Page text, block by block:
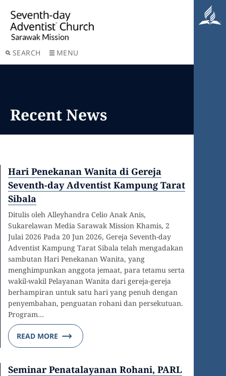
SEARCH MENU
Recent News
Hari Penekanan Wanita di Gereja
Seventh-day Adventist Kampung Tarat
Sibala
Ditulis oleh Alleyhandra Celio Anak Anis,
Sukarelawan Media Sarawak Mission Khamis, 2
Julai 2026 Pada 20 Jun 2026, Gereja Seventh-day
Adventist Kampung Tarat Sibala telah mengadakan
sambutan Hari Penekanan Wanita, yang
menghimpunkan anggota jemaat, para tetamu serta
wakil-wakil Pelayanan Wanita dari gereja-gereja
berhampiran untuk satu hari yang penuh dengan
penyembahan, penguatan rohani dan persekutuan.
Program…
READ MORE
Seminar Penatalayanan Rohani, PARL